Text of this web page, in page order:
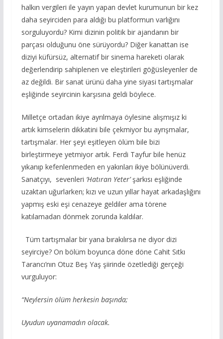
halkın vergileri ile yayın yapan devlet kurumunun bir kez
daha seyirciden para aldığı bu platformun varlığını
sorguluyordu? Kimi dizinin politik bir ajandanın bir
parçası olduğunu öne sürüyordu? Diğer kanattan ise
diziyi küfürsüz, alternatif bir sinema hareketi olarak
değerlendirip sahiplenen ve eleştirileri göğüsleyenler de
az değildi. Bir sanat ürünü daha yine siyasi tartışmalar
eşliğinde seyircinin karşısına geldi böylece.
Milletçe ortadan ikiye ayrılmaya öylesine alışmışız ki
artık kimselerin dikkatini bile çekmiyor bu ayrışmalar,
tartışmalar. Her şeyi eşitleyen ölüm bile bizi
birleştirmeye yetmiyor artık. Ferdi Tayfur bile henüz
yıkanıp kefenlenmeden en yakınları ikiye bölünüverdi.
Sanatçıyı, sevenleri ‘Hatıran Yeter’şarkısı eşliğinde
uzaktan uğurlarken; kızı ve uzun yıllar hayat arkadaşlığını
yapmış eski eşi cenazeye geldiler ama törene
katılamadan dönmek zorunda kaldılar.
Tüm tartışmalar bir yana bırakılırsa ne diyor dizi
seyirciye? On bölüm boyunca döne döne Cahit Sıtkı
Tarancı’nın Otuz Beş Yaş şiirinde özetlediği gerçeği
vurguluyor:
“Neylersin ölüm herkesin başında;
Uyudun uyanamadın olacak.